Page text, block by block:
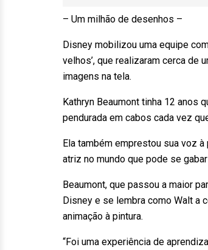
– Um milhão de desenhos –
Disney mobilizou uma equipe
velhos’, que realizaram cerca de
imagens na tela.
Kathryn Beaumont tinha 12 anos
pendurada em cabos cada vez
Ela também emprestou sua voz
atriz no mundo que pode se
Beaumont, que passou a maior
Disney e se lembra como Walt a
animação à pintura.
“Foi uma experiência de